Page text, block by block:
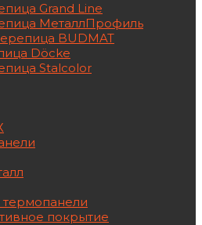
Grand Line
МеталлПрофиль
BUDMAT
Döcke
Stalcolor
покрытие